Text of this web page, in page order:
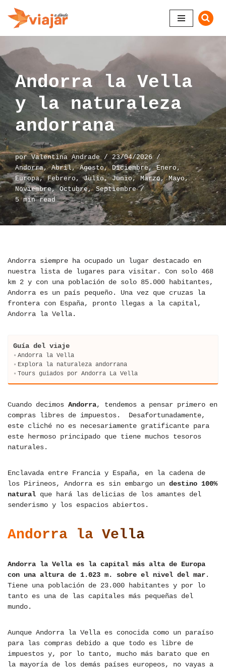
Saltar
al
contenido
Andorra la Vella
y la naturaleza
andorrana
porValentina Andrade
23/04/2026
Andorra,Abril,Agosto,Diciembre,Enero,
Europa,Febrero ,Julio,Junio,Marzo,Mayo,
Noviembre,Octubre,Septiembre
5 min read
Andorra siempre ha ocupado un lugar destacado en
nuestra lista de lugares para visitar. Con solo 468
km 2 y con una población de solo 85.000 habitantes,
Andorra es un país pequeño. Una vez que cruzas la
frontera con España, pronto llegas a la capital,
Andorra la Vella.
Guía del viaje
Andorra la Vella
Explora la naturaleza andorrana
Tours guiados por Andorra La Vella
Cuando decimos Andorra, tendemos a pensar primero en
compras libres de impuestos. Desafortunadamente,
este cliché no es necesariamente gratificante para
este hermoso principado que tiene muchos tesoros
naturales.
Enclavada entre Francia y España, en la cadena de
los Pirineos, Andorra es sin embargo un destino 100%
natural que hará las delicias de los amantes del
senderismo y los espacios abiertos.
Andorra la Vella
Andorra la Vella es la capital más alta de Europa
con una altura de 1.023 m. sobre el nivel del mar.
Tiene una población de 23.000 habitantes y por lo
tanto es una de las capitales más pequeñas del
mundo.
Aunque Andorra la Vella es conocida como un paraíso
para las compras debido a que todo es libre de
impuestos y, por lo tanto, mucho más barato que en
la mayoría de los demás países europeos, no vayas a